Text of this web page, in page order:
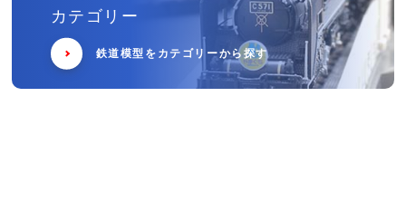
カテゴリー
鉄道模型をカテゴリーから探す